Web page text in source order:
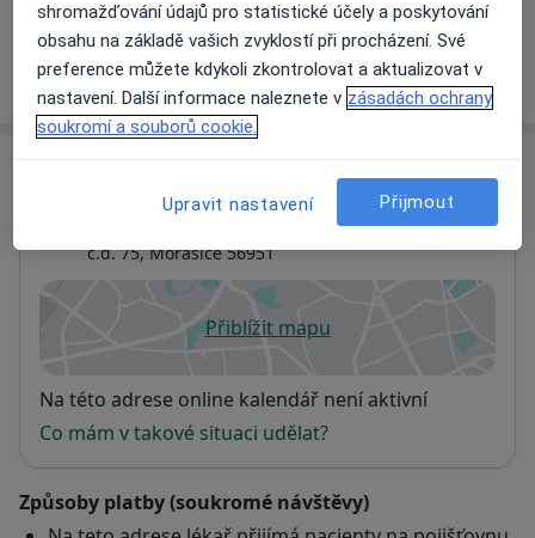
Tento specialista ještě nepřidával žádné informace o
svých službách.
Sam. ordinace PL - stomatologa
č.d. 75,Morašice 56951
Přiblížit mapuse otevře v nové záložce
Dostupnost
Na této adrese online kalendář není aktivní
Co mám v takové situaci udělat?
Způsoby platby (soukromé návštěvy)
shromažďování údajů pro statistické účely a poskytování
obsahu na základě vašich zvyklostí při procházení. Své
preference můžete kdykoli zkontrolovat a aktualizovat v
nastavení. Další informace naleznete v zásadách ochrany
soukromí a souborů cookie.
Upravit nastavení Přijmout